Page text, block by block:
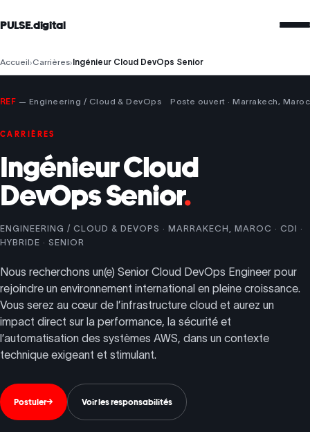
PULSE.digital
Accueil›Carrières›Ingénieur Cloud DevOps Senior
REF — Engineering / Cloud & DevOps Poste ouvert · Marrakech, Maroc
CARRIÈRES
Ingénieur Cloud
DevOps Senior.
ENGINEERING / CLOUD & DEVOPS · MARRAKECH, MAROC · CDI ·
HYBRIDE · SENIOR
Nous recherchons un(e) Senior Cloud DevOps Engineer pour
rejoindre un environnement international en pleine croissance.
Vous serez au cœur de l’infrastructure cloud et aurez un
impact direct sur la performance, la sécurité et
l’automatisation des systèmes AWS, dans un contexte
technique exigeant et stimulant.
Postuler→ Voir les responsabilités